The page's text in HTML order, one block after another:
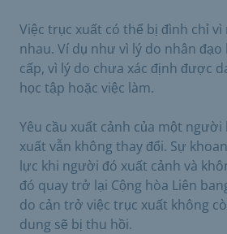
Việc trục xuất có thể bị đình chỉ vì
nhau. Ví dụ như vì lý do nhân
cấp, vì lý do chưa xác định được
học tập hoặc việc làm.
Yêu cầu xuất cảnh của một
xuất vẫn không thay đổi. Sự
lực khi người đó xuất cảnh và
đó quay trở lại Cộng hòa Liên
do cản trở việc trục xuất không
dung sẽ bị thu hồi.